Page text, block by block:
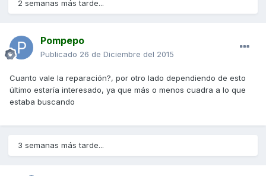
2 semanas más tarde...
Pompepo
Publicado 26 de Diciembre del 2015
Cuanto vale la reparación?, por otro lado dependiendo de esto
último estaría interesado, ya que más o menos cuadra a lo que
estaba buscando
3 semanas más tarde...